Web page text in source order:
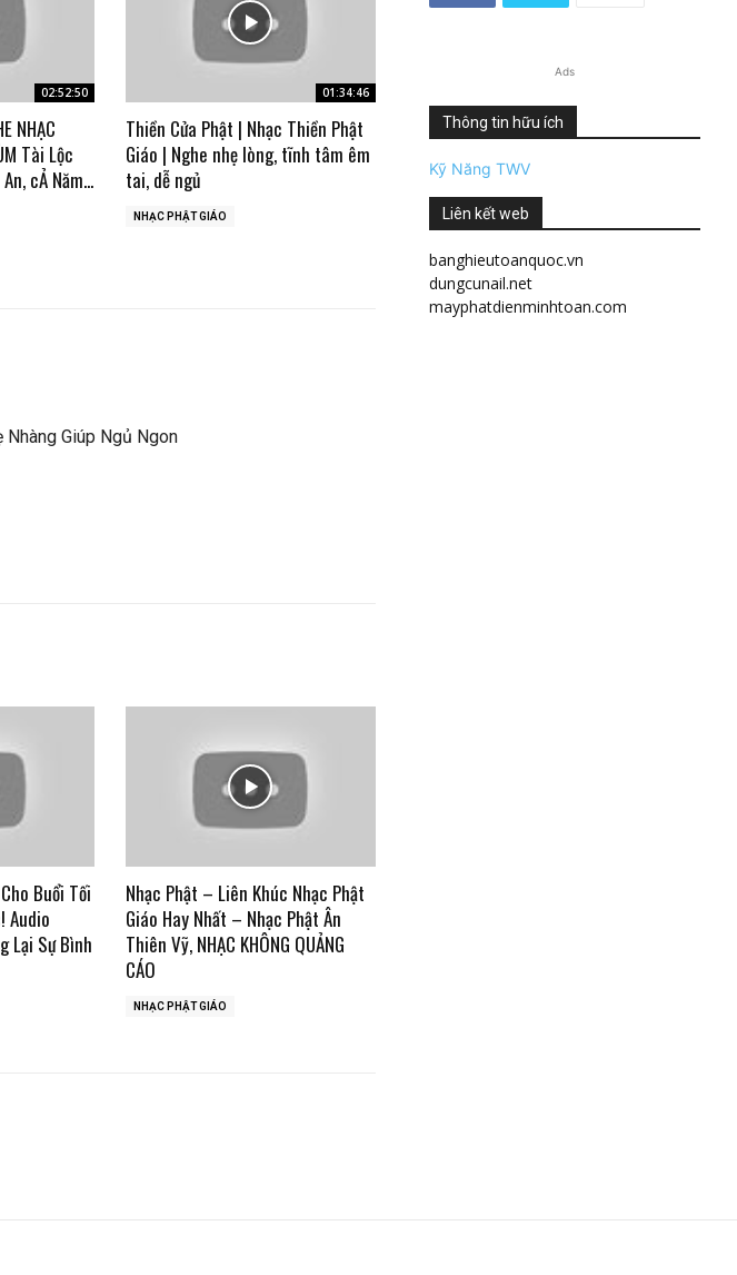
02:52:50
NHẠC
Tài Lộc
cẢ Năm...
01:34:46
Thiền Cửa Phật | Nhạc Thiền Phật
Giáo | Nghe nhẹ lòng, tĩnh tâm êm
tai, dễ ngủ
NHẠC PHẬT GIÁO
Giúp Ngủ Ngon
Buổi Tối
Audio
Lại Sự Bình
Nhạc Phật – Liên Khúc Nhạc Phật
Giáo Hay Nhất – Nhạc Phật Ân
Thiên Vỹ, NHẠC KHÔNG QUẢNG
CÁO
NHẠC PHẬT GIÁO
Ads
Thông tin hữu ích
Kỹ Năng TWV
Liên kết web
banghieutoanquoc.vn
dungcunail.net
mayphatdienminhtoan.com